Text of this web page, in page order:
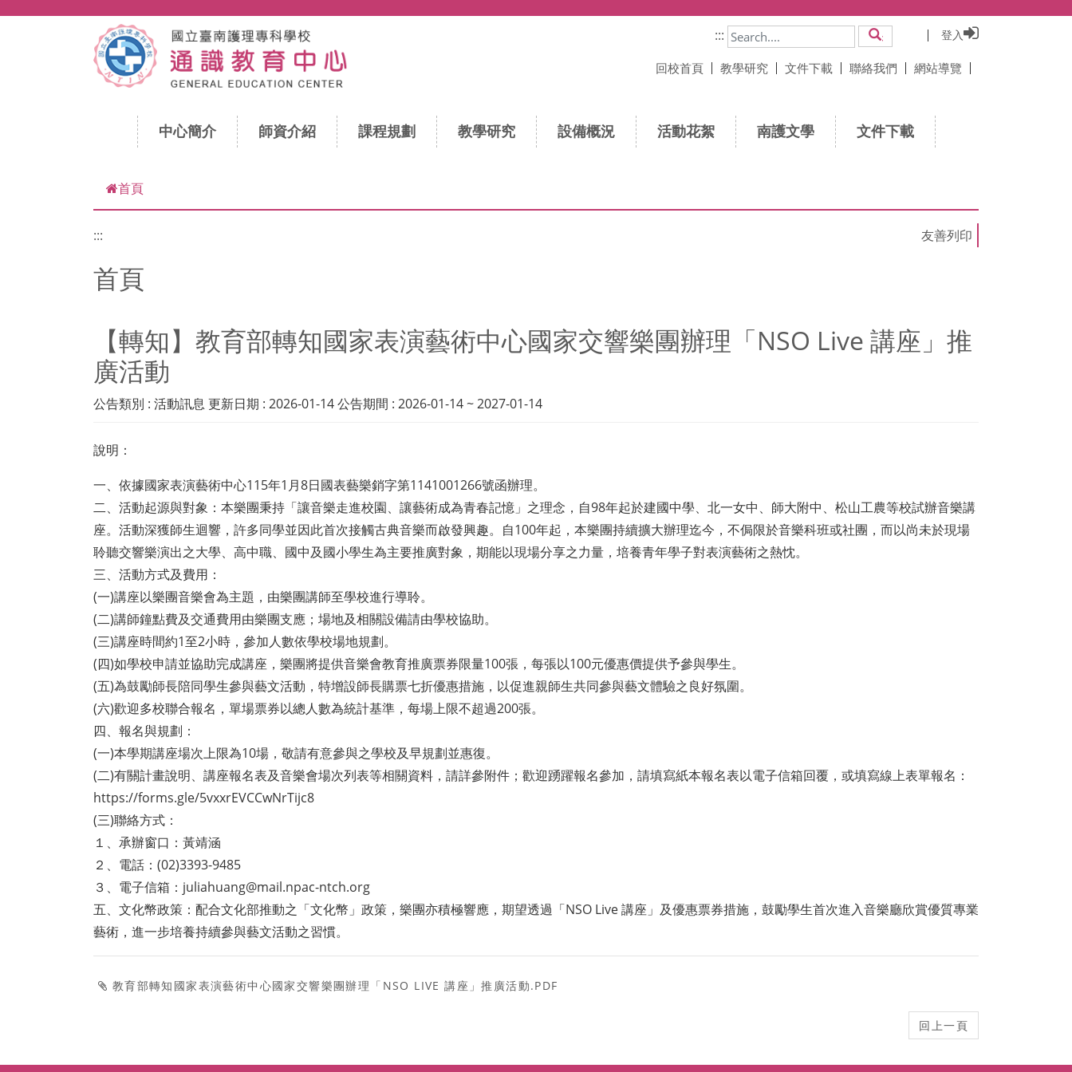
:::
搜尋 登入
回校首頁 教學研究 文件下載 聯絡我們 網站導覽
中心簡介 師資介紹 課程規劃 教學研究 設備概況 活動花絮 南護文學 文件下載
首頁
:::
首頁
【轉知】教育部轉知國家表演藝術中心國家交響樂團辦理「NSO Live 講座」推
廣活動
公告類別 : 活動訊息 更新日期 : 2026-01-14 公告期間 : 2026-01-14 ~ 2027-01-14
說明：
一、依據國家表演藝術中心115年1月8日國表藝樂銷字第1141001266號函辦理。
二、活動起源與對象：本樂團秉持「讓音樂走進校園、讓藝術成為青春記憶」之理念，自98年起於建國中學、北一女中、師大附中、松山工農等校試辦音樂講
座。活動深獲師生迴響，許多同學並因此首次接觸古典音樂而啟發興趣。自100年起，本樂團持續擴大辦理迄今，不侷限於音樂科班或社團，而以尚未於現場
聆聽交響樂演出之大學、高中職、國中及國小學生為主要推廣對象，期能以現場分享之力量，培養青年學子對表演藝術之熱忱。
三、活動方式及費用：
(一)講座以樂團音樂會為主題，由樂團講師至學校進行導聆。
(二)講師鐘點費及交通費用由樂團支應；場地及相關設備請由學校協助。
(三)講座時間約1至2小時，參加人數依學校場地規劃。
(四)如學校申請並協助完成講座，樂團將提供音樂會教育推廣票券限量100張，每張以100元優惠價提供予參與學生。
(五)為鼓勵師長陪同學生參與藝文活動，特增設師長購票七折優惠措施，以促進親師生共同參與藝文體驗之良好氛圍。
(六)歡迎多校聯合報名，單場票券以總人數為統計基準，每場上限不超過200張。
四、報名與規劃：
(一)本學期講座場次上限為10場，敬請有意參與之學校及早規劃並惠復。
(二)有關計畫說明、講座報名表及音樂會場次列表等相關資料，請詳參附件；歡迎踴躍報名參加，請填寫紙本報名表以電子信箱回覆，或填寫線上表單報名：
https://forms.gle/5vxxrEVCCwNrTijc8
(三)聯絡方式：
１、承辦窗口：黃靖涵
２、電話：(02)3393-9485
３、電子信箱：juliahuang@mail.npac-ntch.org
五、文化幣政策：配合文化部推動之「文化幣」政策，樂團亦積極響應，期望透過「NSO Live 講座」及優惠票券措施，鼓勵學生首次進入音樂廳欣賞優質專業
藝術，進一步培養持續參與藝文活動之習慣。
教育部轉知國家表演藝術中心國家交響樂團辦理「NSO LIVE 講座」推廣活動.PDF